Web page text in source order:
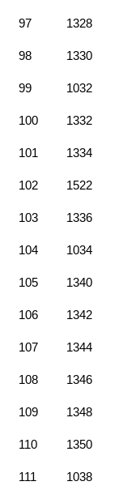
97 1328
98 1330
99 1032
100 1332
101 1334
102 1522
103 1336
104 1034
105 1340
106 1342
107 1344
108 1346
109 1348
110 1350
111 1038